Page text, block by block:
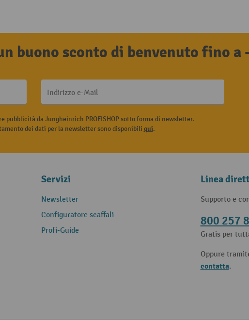
buono sconto di benvenuto fino a
Indirizzo e-Mail
pubblicità da Jungheinrich PROFISHOP sotto forma di newsletter.
dei dati per la newsletter sono disponibili qui.
Servizi
Newsletter
Configuratore scaffali
Profi-Guide
Linea
Supporto e
800 257
Gratis per
Oppure
contatta.